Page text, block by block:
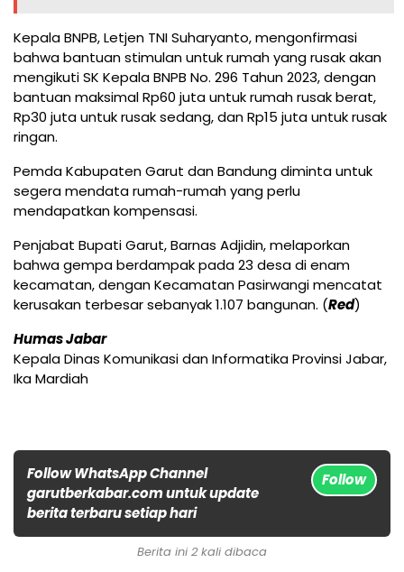
Kepala BNPB, Letjen TNI Suharyanto, mengonfirmasi
bahwa bantuan stimulan untuk rumah yang rusak akan
mengikuti SK Kepala BNPB No. 296 Tahun 2023, dengan
bantuan maksimal Rp60 juta untuk rumah rusak berat,
Rp30 juta untuk rusak sedang, dan Rp15 juta untuk rusak
ringan.
Pemda Kabupaten Garut dan Bandung diminta untuk
segera mendata rumah-rumah yang perlu
mendapatkan kompensasi.
Penjabat Bupati Garut, Barnas Adjidin, melaporkan
bahwa gempa berdampak pada 23 desa di enam
kecamatan, dengan Kecamatan Pasirwangi mencatat
kerusakan terbesar sebanyak 1.107 bangunan. (Red)
Humas Jabar
Kepala Dinas Komunikasi dan Informatika Provinsi Jabar,
Ika Mardiah
Follow WhatsApp Channel
garutberkabar.com untuk update
berita terbaru setiap hari
Follow
Berita ini 2 kali dibaca